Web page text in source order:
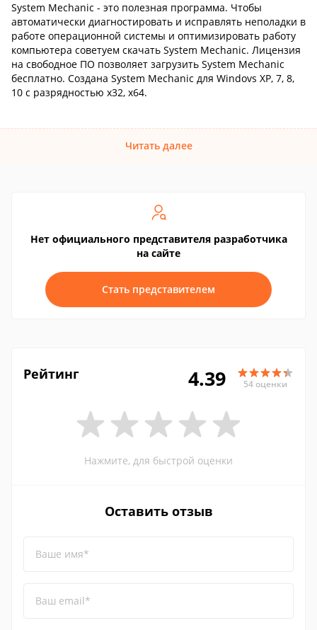
System Mechanic - это полезная программа. Чтобы
автоматически диагностировать и исправлять неполадки в
работе операционной системы и оптимизировать работу
компьютера советуем скачать System Mechanic. Лицензия
на свободное ПО позволяет загрузить System Mechanic
бесплатно. Создана System Mechanic для Windovs XP, 7, 8,
10 с разрядностью x32, x64.
Читать далее
Нет официального представителя разработчика
на сайте
Стать представителем
Рейтинг 4.39 54 оценки
Нажмите, для быстрой оценки
Оставить отзыв
Ваше имя*
Ваш email*